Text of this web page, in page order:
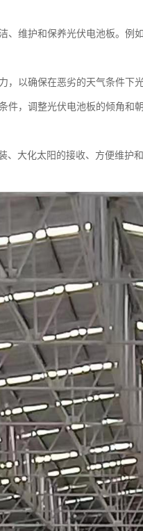
维护和保养光伏电池板。例
以确保在恶劣的天气条件下
件，调整光伏电池板的倾角和
、大化太阳的接收、方便维护